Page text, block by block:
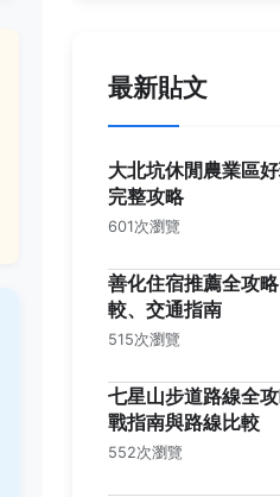
最新貼文
大北坑休閒農業區
完整攻略
601次瀏覽
善化住宿推薦全攻
較、交通指南
515次瀏覽
七星山步道路線全
戰指南與路線比較
552次瀏覽